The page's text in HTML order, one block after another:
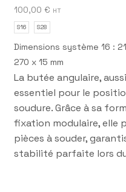
100,00 € HT
S16 S28
Dimensions système 16 :
270 x 15 mm
La butée angulaire,
essentiel pour le
soudure. Grâce à sa
fixation modulaire, elle
pièces à souder,
stabilité parfaite lors